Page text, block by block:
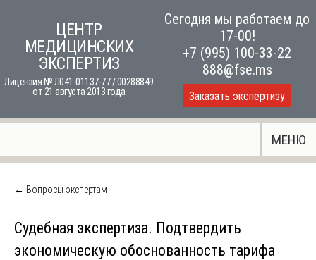
content
ЦЕНТР
МЕДИЦИНСКИХ
ЭКСПЕРТИЗ
Лицензия № Л041-01137-77 / 00288849
от 21 августа 2013 года
Сегодня мы работаем до
17-00!
+7 (995) 100-33-22
888@fse.ms
Заказать экспертизу
МЕНЮ
← Вопросы экспертам
Судебная экспертиза. Подтвердить
экономическую обоснованность тарифа